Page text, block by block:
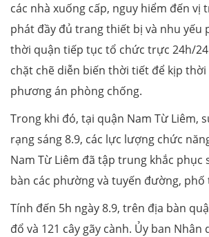
các nhà xuống cấp, nguy hiểm đến vị
phát đầy đủ trang thiết bị và nhu yếu
thời quận tiếp tục tổ chức trực 24h/
chặt chẽ diễn biến thời tiết để kịp
phương án phòng chống.
Trong khi đó, tại quận Nam Từ Liêm,
rạng sáng 8.9, các lực lượng chức
Nam Từ Liêm đã tập trung khắc phục
bàn các phường và tuyến đường, phố
Tính đến 5h ngày 8.9, trên địa bàn
đổ và 121 cây gãy cành. Ủy ban Nhân